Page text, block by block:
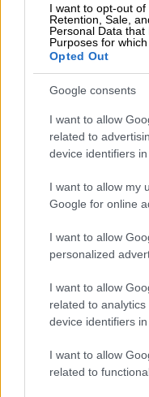
I want to opt-out of
Retention, Sale,
Personal Data
Purposes for
Opted Out
Google consents
I want to allow
related to
device identifiers in
I want to allow my
Google for online
I want to allow
personalized
I want to allow
related to
device identifiers in
I want to allow
related to
του θα
περιορισµούς
οχηµάτων, κατ’
άρθρου 52 του
Ο υφυπουργός
για τις οφειλές
στονΟΑΣΑαπό
πολιτικής για
ανέργων και
οµάδων, οι
εκατοµµύρια
προβλεφθεί η
προϋπολογισµού
Αποτέλεσµα, ο
νοµίµως
επιβαρύνεται